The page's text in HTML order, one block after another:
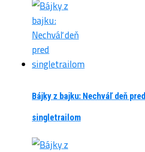
Bájky z bajku: Nechváľ deň pred
singletrailom